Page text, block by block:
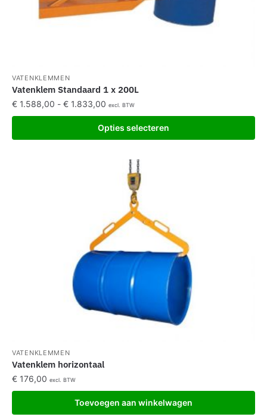
VATENKLEMMEN
Vatenklem Standaard 1 x 200L
€ 1.588,00 - € 1.833,00 excl. BTW
Opties selecteren
VATENKLEMMEN
Vatenklem horizontaal
€ 176,00 excl. BTW
Toevoegen aan winkelwagen